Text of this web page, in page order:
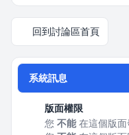
回到討論區首頁
系統訊息
版面權限
您 不能在這個版面